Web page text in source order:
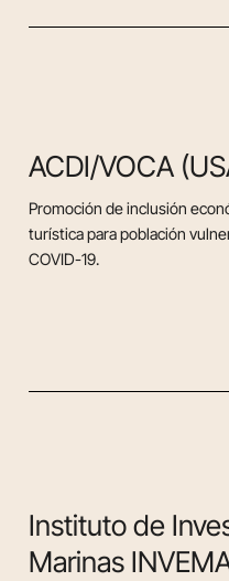
ACDI/VOCA
Promoción de inclusión
turística para población
COVID-19.
Instituto de
Marinas